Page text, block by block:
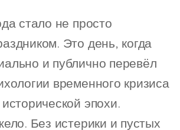
стало не просто
Это день, когда
и публично перевёл
временного кризиса
эпохи.
Без истерики и пустых